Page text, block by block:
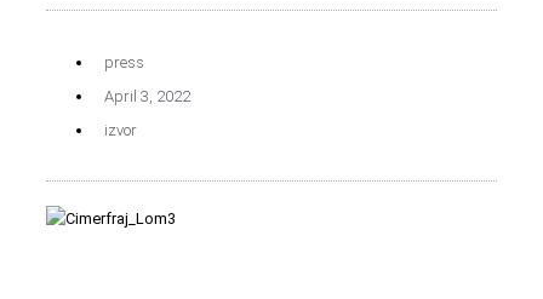
press
April 3, 2022
izvor